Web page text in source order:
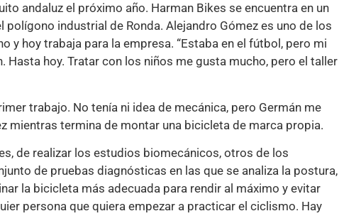
andaluz el próximo año. Harman Bikes se encuentra en un
industrial de Ronda. Alejandro Gómez es uno de los
y hoy trabaja para la empresa. “Estaba en el fútbol, pero mi
Hasta hoy. Tratar con los niños me gusta mucho, pero el taller
trabajo. No tenía ni idea de mecánica, pero Germán me
mientras termina de montar una bicicleta de marca propia.
de realizar los estudios biomecánicos, otros de los
de pruebas diagnósticas en las que se analiza la postura,
la bicicleta más adecuada para rendir al máximo y evitar
persona que quiera empezar a practicar el ciclismo. Hay